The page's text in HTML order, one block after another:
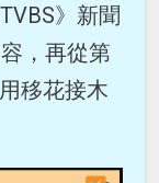
》新聞
，再從第
移花接木